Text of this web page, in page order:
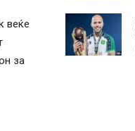
веќе
за